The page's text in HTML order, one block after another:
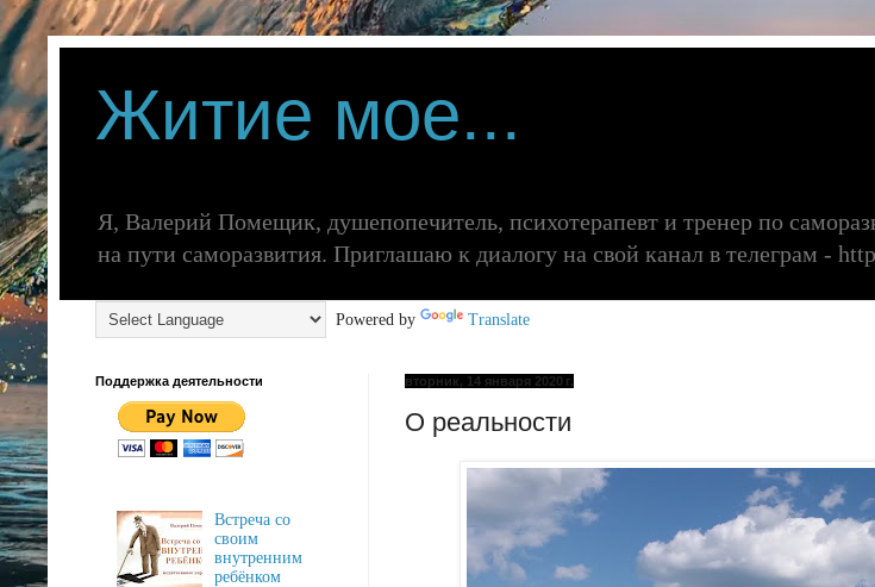
Житие мое...
Я, Валерий Помещик, душепопечитель, психотерапевт и тренер по
на пути саморазвития. Приглашаю к диалогу на свой канал в телеграм -
Powered by Translate
вторник, 14 января 2020 г.
О реальности
Поддержка деятельности
Встреча со
своим
внутренним
ребёнком